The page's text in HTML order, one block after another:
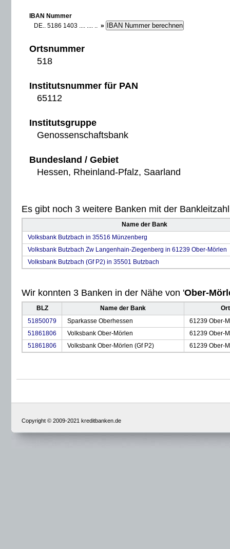
IBAN Nummer
DE.. 5186 1403 .... .... .. »
Ortsnummer
518
Institutsnummer für PAN
65112
Institutsgruppe
Genossenschaftsbank
Bundesland / Gebiet
Hessen, Rheinland-Pfalz, Saarland
Es gibt noch 3 weitere Banken mit der
Name der Bank
Volksbank Butzbach in 35516 Münzenberg
Volksbank Butzbach Zw Langenhain-Ziegenberg in 61239 Ober-Mörlen
Volksbank Butzbach (Gf P2) in 35501 Butzbach
Wir konnten 3 Banken in der Nähe von 'Ober-
BLZ Name der Bank
Ort
51850079
Sparkasse Oberhessen
61239 Ober-
51861806
Volksbank Ober-Mörlen
61239 Ober-
51861806
Volksbank Ober-Mörlen (Gf P2) 61239 Ober-
Copyright © 2009-2021 kreditbanken.de